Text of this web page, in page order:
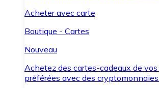
Acheter avec carte
Boutique - Cartes
Nouveau
Achetez des cartes-cadeaux de vos
préférées avec des cryptomonnaies.